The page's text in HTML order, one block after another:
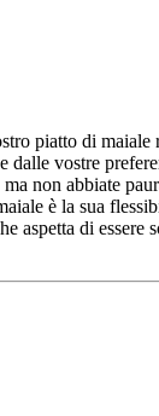
piatto di maiale
dalle vostre
non abbiate
è la sua
aspetta di essere